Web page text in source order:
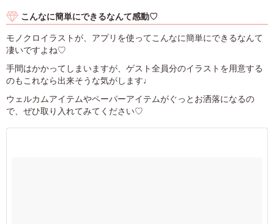
こんなに簡単にできるなんて感動♡
モノクロイラストが、アプリを使ってこんなに簡単にできるなんて
凄いですよね♡
手間はかかってしまいますが、ゲスト全員分のイラストを用意する
のもこれなら出来そうな気がします♩
ウェルカムアイテムやペーパーアイテムがぐっとお洒落になるの
で、ぜひ取り入れてみてください♡